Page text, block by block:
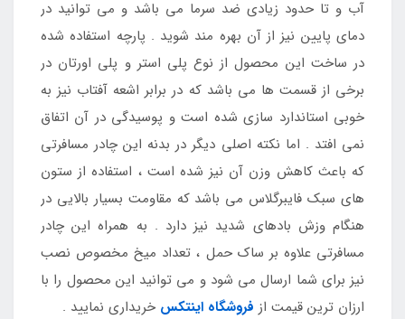
آب و تا حدود زیادی ضد سرما می باشد و می توانید در
دمای پایین نیز از آن بهره مند شوید . پارچه استفاده شده
در ساخت این محصول از نوع پلی استر و پلی اورتان در
برخی از قسمت ها می باشد که در برابر اشعه آفتاب نیز به
خوبی استاندارد سازی شده است و پوسیدگی در آن اتفاق
نمی افتد . اما نکته اصلی دیگر در بدنه این چادر مسافرتی
که باعث کاهش وزن آن نیز شده است ، استفاده از ستون
های سبک فایبرگلاس می باشد که مقاومت بسیار بالایی در
هنگام وزش بادهای شدید نیز دارد . به همراه این چادر
مسافرتی علاوه بر ساک حمل ، تعداد میخ مخصوص نصب
نیز برای شما ارسال می شود و می توانید این محصول را با
ارزان ترین قیمت از فروشگاه اینتکس خریداری نمایید .